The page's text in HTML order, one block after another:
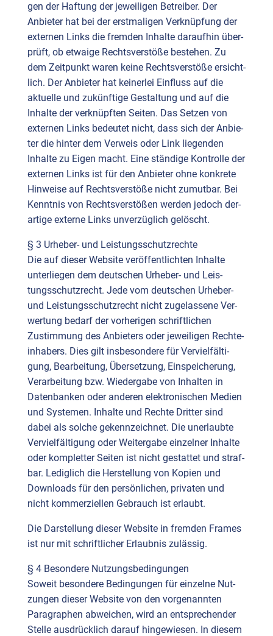
gen der Haf­tung der jewei­li­gen Betrei­ber. Der
Anbie­ter hat bei der erst­ma­li­gen Ver­knüp­fung der
exter­nen Links die frem­den Inhal­te dar­auf­hin über­
prüft, ob etwa­ige Rechts­ver­stö­ße bestehen. Zu
dem Zeit­punkt waren kei­ne Rechts­ver­stö­ße ersicht­
lich. Der Anbie­ter hat kei­ner­lei Ein­fluss auf die
aktu­el­le und zukünf­ti­ge Gestal­tung und auf die
Inhal­te der ver­knüpf­ten Sei­ten. Das Set­zen von
exter­nen Links bedeu­tet nicht, dass sich der Anbie­
ter die hin­ter dem Ver­weis oder Link lie­gen­den
Inhal­te zu Eigen macht. Eine stän­di­ge Kon­trol­le der
exter­nen Links ist für den Anbie­ter ohne kon­kre­te
Hin­wei­se auf Rechts­ver­stö­ße nicht zumut­bar. Bei
Kennt­nis von Rechts­ver­stö­ßen wer­den jedoch der­
ar­ti­ge exter­ne Links unver­züg­lich gelöscht.
§ 3 Urhe­ber- und Leis­tungs­schutz­rech­te
Die auf die­ser Web­site ver­öf­fent­lich­ten Inhal­te
unter­lie­gen dem deut­schen Urhe­ber- und Leis­
tungs­schutz­recht. Jede vom deut­schen Urhe­ber-
und Leis­tungs­schutz­recht nicht zuge­las­se­ne Ver­
wer­tung bedarf der vor­he­ri­gen schrift­li­chen
Zustim­mung des Anbie­ters oder jewei­li­gen Rech­te­
inha­bers. Dies gilt ins­be­son­de­re für Ver­viel­fäl­ti­
gung, Bear­bei­tung, Über­set­zung, Ein­spei­che­rung,
Ver­ar­bei­tung bzw. Wie­der­ga­be von Inhal­ten in
Daten­ban­ken oder ande­ren elek­tro­ni­schen Medi­en
und Sys­te­men. Inhal­te und Rech­te Drit­ter sind
dabei als sol­che gekenn­zeich­net. Die uner­laub­te
Ver­viel­fäl­ti­gung oder Wei­ter­ga­be ein­zel­ner Inhal­te
oder kom­plet­ter Sei­ten ist nicht gestat­tet und straf­
bar. Ledig­lich die Her­stel­lung von Kopien und
Down­loads für den per­sön­li­chen, pri­va­ten und
nicht kom­mer­zi­el­len Gebrauch ist erlaubt.
Die Dar­stel­lung die­ser Web­site in frem­den Frames
ist nur mit schrift­li­cher Erlaub­nis zuläs­sig.
§ 4 Beson­de­re Nut­zungs­be­din­gun­gen
Soweit beson­de­re Bedin­gun­gen für ein­zel­ne Nut­
zun­gen die­ser Web­site von den vor­ge­nann­ten
Para­gra­phen abwei­chen, wird an ent­spre­chen­der
Stel­le aus­drück­lich dar­auf hin­ge­wie­sen. In die­sem